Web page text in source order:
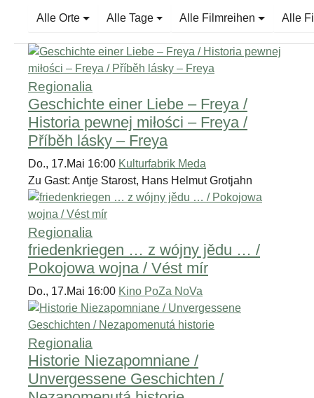
Alle Orte Alle Tage Alle Filmreihen Alle
Regionalia
Geschichte einer Liebe – Freya /
Historia pewnej miłości – Freya /
Příběh lásky – Freya
Do., 17.Mai 16:00 Kulturfabrik Meda
Zu Gast: Antje Starost, Hans Helmut Grotjahn
Regionalia
friedenkriegen … z wójny jědu … /
Pokojowa wojna / Vést mír
Do., 17.Mai 16:00 Kino PoZa NoVa
Regionalia
Historie Niezapomniane /
Unvergessene Geschichten /